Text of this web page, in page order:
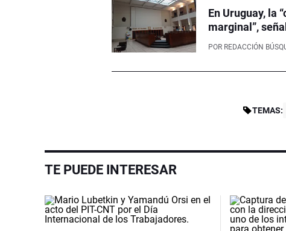
En Uruguay, la
marginal”,
POR REDACCIÓN
TEMAS:
TE PUEDE INTERESAR